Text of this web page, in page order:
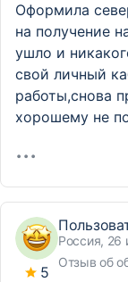
Оформила
на получение
ушло и
свой личный
работы,снова
хорошему не
5
Россия, 26
Отзыв об